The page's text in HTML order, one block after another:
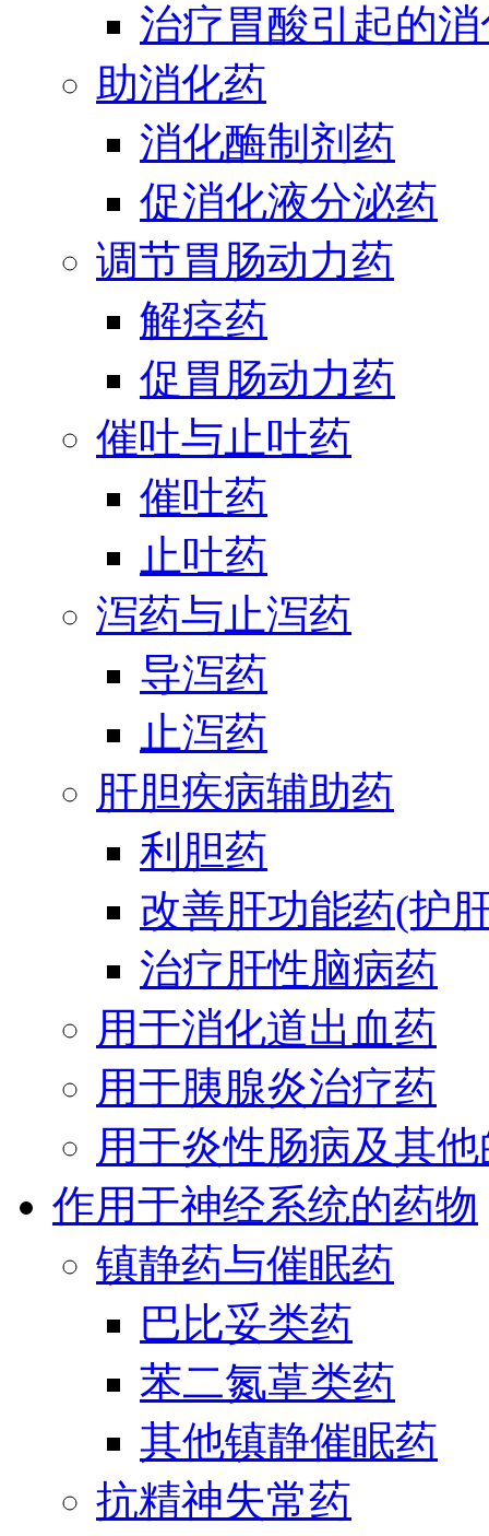
治疗胃酸引起的
助消化药
消化酶制剂药
促消化液分泌药
调节胃肠动力药
解痉药
促胃肠动力药
催吐与止吐药
催吐药
止吐药
泻药与止泻药
导泻药
止泻药
肝胆疾病辅助药
利胆药
改善肝功能药(护
治疗肝性脑病药
用于消化道出血药
用于胰腺炎治疗药
用于炎性肠病及其
作用于神经系统的药物
镇静药与催眠药
巴比妥类药
苯二氮䓬类药
其他镇静催眠药
抗精神失常药